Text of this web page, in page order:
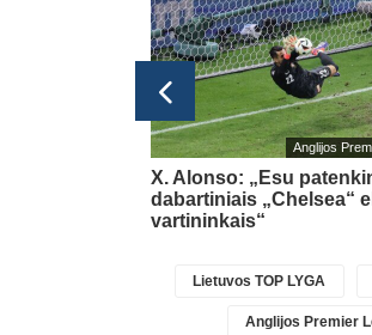
Anglijos
X. Alonso: „Esu
dabartiniais „Chelsea“
vartininkais“
Lietuvos TOP LYGA
Anglijos Premier